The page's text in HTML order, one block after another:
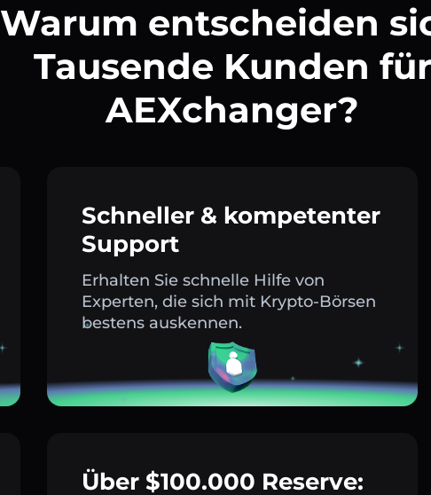
Warum entscheiden
Tausende Kunden für
AEXchanger?
Schneller & kompetenter
Support
Erhalten Sie schnelle Hilfe von
Experten, die sich mit Krypto-Börsen
bestens auskennen.
Über $100.000 Reserve: